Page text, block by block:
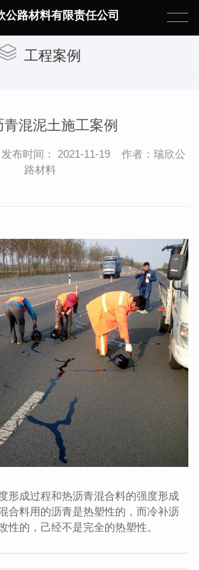
公路材料有限责任公司
工程案例
青混泥土施工案例
布时间： 2021-11-19 作者：瑞欣公
路材料
形成过程和热沥青混合料的强度形成
合料用的沥青是热塑性的，而冷补沥
性的，己经不是完全的热塑性。